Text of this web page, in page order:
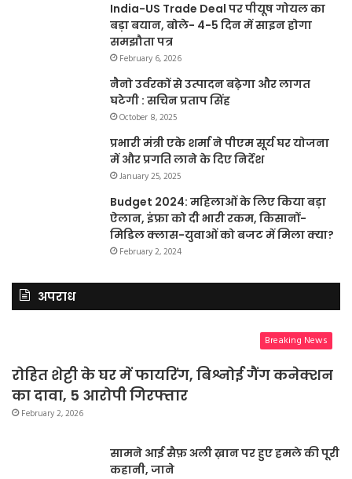
India-US Trade Deal पर पीयूष गोयल का
बड़ा बयान, बोले- 4-5 दिन में साइन होगा
समझौता पत्र
February 6, 2026
नैनो उर्वरकों से उत्पादन बढ़ेगा और लागत
घटेगी : सचिन प्रताप सिंह
October 8, 2025
प्रभारी मंत्री एके शर्मा ने पीएम सूर्य घर योजना
में और प्रगति लाने के दिए निर्देश
January 25, 2025
Budget 2024: महिलाओं के लिए किया बड़ा
ऐलान, इंफ्रा को दी भारी रकम, किसानों-
मिडिल क्लास-युवाओं को बजट में मिला क्या?
February 2, 2024
अपराध
Breaking News
रोहित शेट्टी के घर में फायरिंग, बिश्नोई गैंग कनेक्शन
का दावा, 5 आरोपी गिरफ्तार
February 2, 2026
सामने आई सैफ़ अली ख़ान पर हुए हमले की पूरी
कहानी, जाने